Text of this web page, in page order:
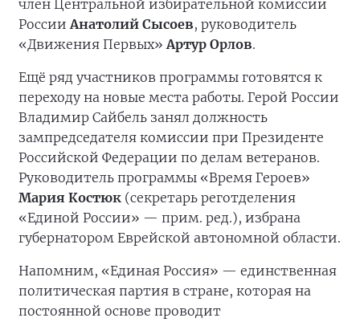
член Центральной избирательной комиссии
РоссииАнатолий Сысоев, руководитель
«Движения Первых»Артур Орлов.
Ещё ряд участников программы готовятся к
переходу на новые места работы. Герой России
Владимир Сайбель занял должность
зампредседателя комиссии при Президенте
Российской Федерации по делам ветеранов.
Руководитель программы «Время Героев»
Мария Костюк (секретарь реготделения
«Единой России» — прим. ред.), избрана
губернатором Еврейской автономной области.
Напомним, «Единая Россия» — единственная
политическая партия в стране, которая на
постоянной основе проводит